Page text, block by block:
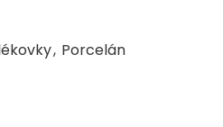
, Porcelán